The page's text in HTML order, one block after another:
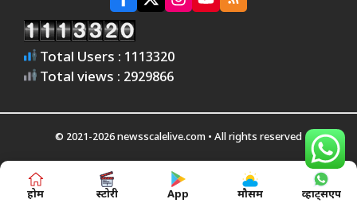
Total Users : 1113320
Total views : 2929866
© 2021-2026 newsscalelive.com • All rights reserved
होम स्टोरी App मौसम व्हाट्सएप